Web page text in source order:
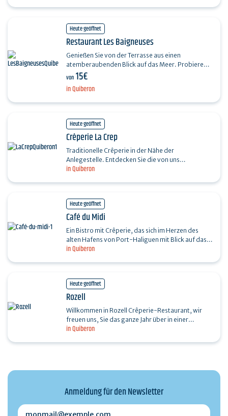
Heute geöffnet
in Quiberon
Restaurant Les Baigneuses
Genießen Sie von der Terrasse aus einen
atemberaubenden Blick auf das Meer. Probieren
Sie frische Produkte wie Fladenbrot, Fisch, Fleisch
von 15€
Heute geöffnet
in Quiberon
Crêperie La Crep
Traditionelle Crêperie in der Nähe der
Anlegestelle. Entdecken Sie die von uns
ausgewählten lokalen Produkte und Produkte aus
Heute geöffnet
in Quiberon
Café du Midi
Ein Bistro mit Crêperie, das sich im Herzen des
alten Hafens von Port-Haliguen mit Blick auf das
Meer befindet. Hier können Sie eine Vielzahl an…
Heute geöffnet
in Quiberon
Rozell
Willkommen in Rozell Crêperie-Restaurant, wir
freuen uns, Sie das ganze Jahr über in einer
herzlichen und familiären Atmosphäre begrüßen
Anmeldung für den Newsletter
monmail@exemple.com